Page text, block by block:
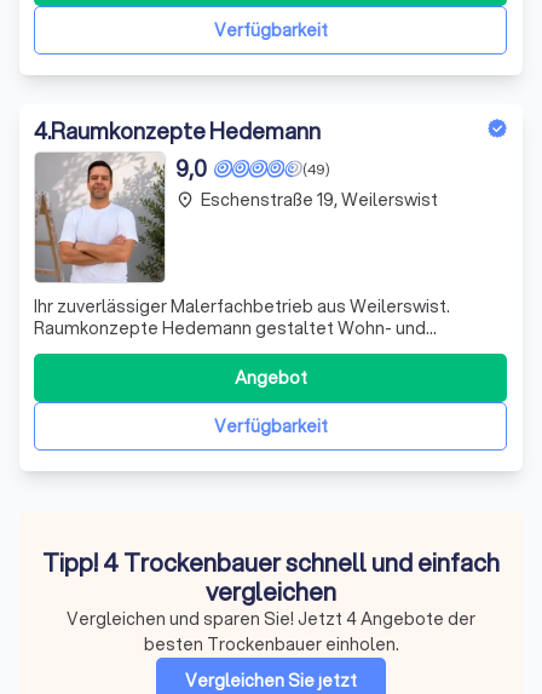
Verfügbarkeit
4.Raumkonzepte Hedemann
(49)
9,0
Ihr zuverlässiger Malerfachbetrieb aus Weilerswist.
Raumkonzepte Hedemann gestaltet Wohn- und
Geschäftsräume in Köln, Bonn, Rhein-Erft-Kreis und
Umgebung. Alles aus einer Hand: Malerarbeiten, Boden,
Tapeten, Fassade und Trockenbau. Als erfahrener Maler-
und Lackiererbetrieb unterstützt Raumkonzepte
Verfügbarkeit
Angebot
place Eschenstraße 19, Weilerswist
Tipp! 4 Trockenbauer schnell und einfach
vergleichen
Vergleichen und sparen Sie! Jetzt 4 Angebote der
besten Trockenbauer einholen.
Vergleichen Sie jetzt